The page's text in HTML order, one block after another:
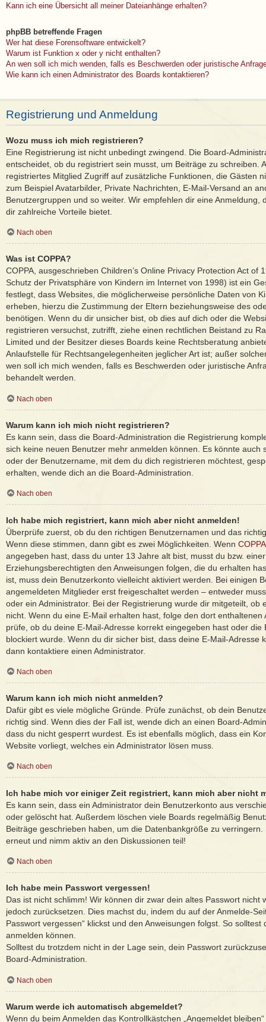
Kann ich eine Übersicht all meiner Dateianhänge erhalten?
phpBB betreffende Fragen
Wer hat diese Forensoftware entwickelt?
Warum ist Funktion x oder y nicht enthalten?
An wen soll ich mich wenden, falls es Beschwerden oder juristische
Wie kann ich einen Administrator des Boards kontaktieren?
Registrierung und Anmeldung
Wozu muss ich mich registrieren?
Eine Registrierung ist nicht unbedingt zwingend. Die Board-
entscheidet, ob du registriert sein musst, um Beiträge zu schreiben.
registriertes Mitglied Zugriff auf zusätzliche Funktionen, die Gästen
zum Beispiel Avatarbilder, Private Nachrichten, E-Mail-Versand an
Benutzergruppen und so weiter. Wir empfehlen dir eine Anmeldung,
dir zahlreiche Vorteile bietet.
Nach oben
Was ist COPPA?
COPPA, ausgeschrieben Children’s Online Privacy Protection Act of
Schutz der Privatsphäre von Kindern im Internet von 1998) ist ein
festlegt, dass Websites, die möglicherweise persönliche Daten von
erheben, hierzu die Zustimmung der Eltern beziehungsweise des
benötigen. Wenn du dir unsicher bist, ob dies auf dich oder die
registrieren versuchst, zutrifft, ziehe einen rechtlichen Beistand zu
Limited und der Besitzer dieses Boards keine Rechtsberatung
Anlaufstelle für Rechtsangelegenheiten jeglicher Art ist; außer
wen soll ich mich wenden, falls es Beschwerden oder juristische
behandelt werden.
Nach oben
Warum kann ich mich nicht registrieren?
Es kann sein, dass die Board-Administration die Registrierung
sich keine neuen Benutzer mehr anmelden können. Es könnte auch
oder der Benutzername, mit dem du dich registrieren möchtest,
erhalten, wende dich an die Board-Administration.
Nach oben
Ich habe mich registriert, kann mich aber nicht anmelden!
Überprüfe zuerst, ob du den richtigen Benutzernamen und das
Wenn diese stimmen, dann gibt es zwei Möglichkeiten. Wenn COPPA
angegeben hast, dass du unter 13 Jahre alt bist, musst du bzw.
Erziehungsberechtigten den Anweisungen folgen, die du erhalten
ist, muss dein Benutzerkonto vielleicht aktiviert werden. Bei einigen
angemeldeten Mitglieder erst freigeschaltet werden – entweder
oder ein Administrator. Bei der Registrierung wurde dir mitgeteilt, ob
nicht. Wenn du eine E-Mail erhalten hast, folge den dort enthaltenen
prüfe, ob du deine E-Mail-Adresse korrekt eingegeben hast oder die
blockiert wurde. Wenn du dir sicher bist, dass deine E-Mail-Adresse
dann kontaktiere einen Administrator.
Nach oben
Warum kann ich mich nicht anmelden?
Dafür gibt es viele mögliche Gründe. Prüfe zunächst, ob dein
richtig sind. Wenn dies der Fall ist, wende dich an einen Board-
dass du nicht gesperrt wurdest. Es ist ebenfalls möglich, dass ein
Website vorliegt, welches ein Administrator lösen muss.
Nach oben
Ich habe mich vor einiger Zeit registriert, kann mich aber nicht
Es kann sein, dass ein Administrator dein Benutzerkonto aus
oder gelöscht hat. Außerdem löschen viele Boards regelmäßig
Beiträge geschrieben haben, um die Datenbankgröße zu
erneut und nimm aktiv an den Diskussionen teil!
Nach oben
Ich habe mein Passwort vergessen!
Das ist nicht schlimm! Wir können dir zwar dein altes Passwort nicht
jedoch zurücksetzen. Dies machst du, indem du auf der Anmelde-
Passwort vergessen“ klickst und den Anweisungen folgst. So solltest
anmelden können.
Solltest du trotzdem nicht in der Lage sein, dein Passwort
Board-Administration.
Nach oben
Warum werde ich automatisch abgemeldet?
Wenn du beim Anmelden das Kontrollkästchen „Angemeldet